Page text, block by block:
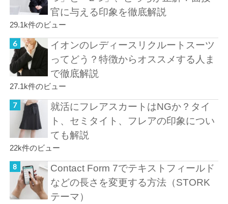
官に与える印象を徹底解説
29.1k件のビュー
イオンのレディースリクルートスーツ
ってどう？特徴からオススメする人ま
で徹底解説
27.1k件のビュー
就活にフレアスカートはNGか？タイ
ト、セミタイト、フレアの印象につい
ても解説
22k件のビュー
Contact Form 7でテキストフィールド
などの長さを変更する方法（STORK
テーマ）